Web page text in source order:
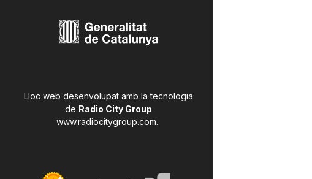
Lloc web desenvolupat amb la tecnologia
de Radio City Group
www.radiocitygroup.com.